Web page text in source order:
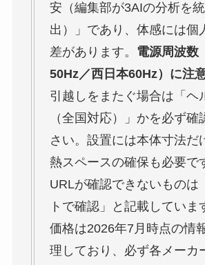
安（編集部が3AIの分析を
出）」であり、体感には個
差があります。 電源周波数
50Hz／西日本60Hz）に注
引越しをまたぐ場合は「ヘ
（全国対応）」かを必ず確
さい。設置には本体寸法だ
熱スペースの確保も必要で
URLが確認できないものは
トで確認」と記載していま
価格は2026年7月時点の情
理しており、必ず各メーカ